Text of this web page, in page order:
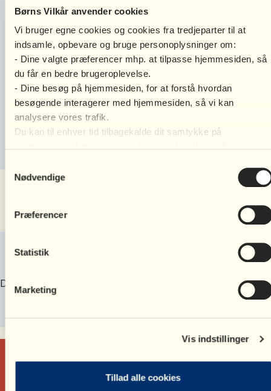
Børns Vilkår anvender cookies
Vi bruger egne cookies og cookies fra tredjeparter til at
indsamle, opbevare og bruge personoplysninger om:
- Dine valgte præferencer mhp. at tilpasse hjemmesiden, så
du får en bedre brugeroplevelse.
- Dine besøg på hjemmesiden, for at forstå hvordan
besøgende interagerer med hjemmesiden, så vi kan
analysere vores trafik.
Du kan til enhver tid tilbagekalde dit samtykke på
Nødvendige
Præferencer
Statistik
Marketing
Vis indstillinger
Tillad alle cookies
der har erfaringer, de kan dele ud af, og det er ofte
ikke er en mulighed for jer, eller I tænker, at det blot
skaber mere forvirring end klarsyn, så kan I vælge at
inddrage Familieretshuset. De kan hjælpe jer med at
finde den bedste løsning, som har fokus på jeres børns
trivsel og hverdag.
De bedste hilsner
SkilsmisseBrevkassen
Du skal være